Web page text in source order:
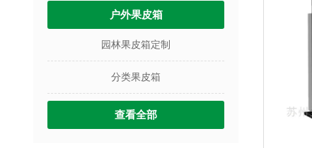
户外果皮箱
园林果皮箱定制
分类果皮箱
查看全部